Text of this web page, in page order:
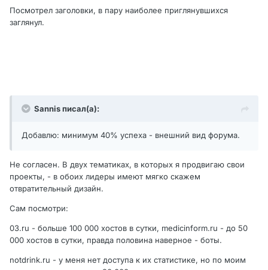
Посмотрел заголовки, в пару наиболее приглянувшихся
заглянул.
Sannis писал(а):
Добавлю: минимум 40% успеха - внешний вид форума.
Не согласен. В двух тематиках, в которых я продвигаю свои
проекты, - в обоих лидеры имеют мягко скажем
отвратительный дизайн.
Сам посмотри:
03.ru - больше 100 000 хостов в сутки, medicinform.ru - до 50
000 хостов в сутки, правда половина наверное - боты.
notdrink.ru - у меня нет доступа к их статистике, но по моим